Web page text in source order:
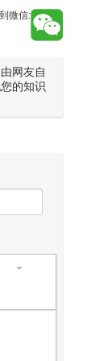
微信:
网友自
的知识